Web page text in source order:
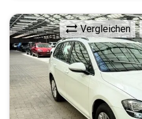
Vergleichen